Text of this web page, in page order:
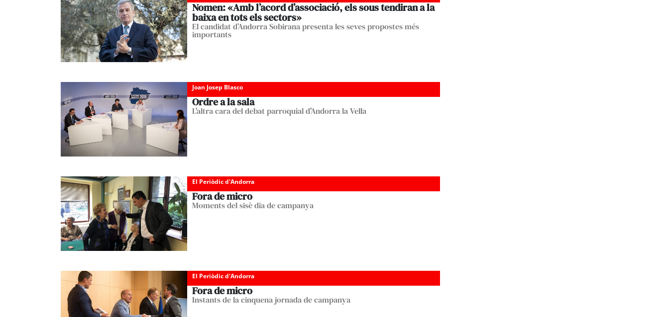
Nomen: «Amb l’acord d’associació, els sous tendiran a la
baixa en tots els sectors»
El candidat d’Andorra Sobirana presenta les seves propostes més
importants
Joan Josep Blasco
Ordre a la sala
L'altra cara del debat parroquial d'Andorra la Vella
El Periòdic d'Andorra
Fora de micro
Moments del sisè dia de campanya
El Periòdic d'Andorra
Fora de micro
Instants de la cinquena jornada de campanya